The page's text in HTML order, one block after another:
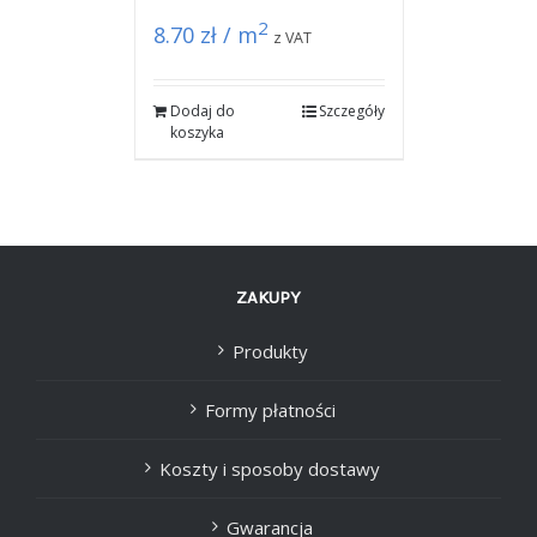
8.70 zł / m2 z VAT
Dodaj do
koszyka
Szczegóły
ZAKUPY
Produkty
Formy płatności
Koszty i sposoby dostawy
Gwarancja